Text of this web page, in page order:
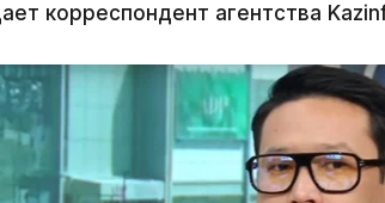
корреспондент агентства